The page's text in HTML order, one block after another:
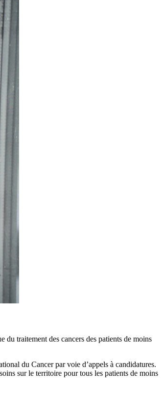
du traitement des cancers des patients de moins
du Cancer par voie d’appels à candidatures.
sur le territoire pour tous les patients de moins